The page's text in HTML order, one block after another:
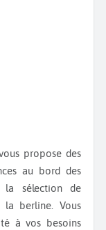
propose des
au bord des
la sélection de
berline. Vous
à vos besoins